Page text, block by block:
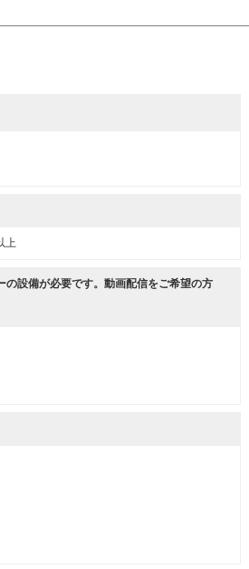
上
設備が必要です。動画配信をご希望の方